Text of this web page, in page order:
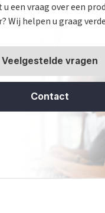
u een vraag over een
Wij helpen u graag
Veelgestelde vragen
Contact